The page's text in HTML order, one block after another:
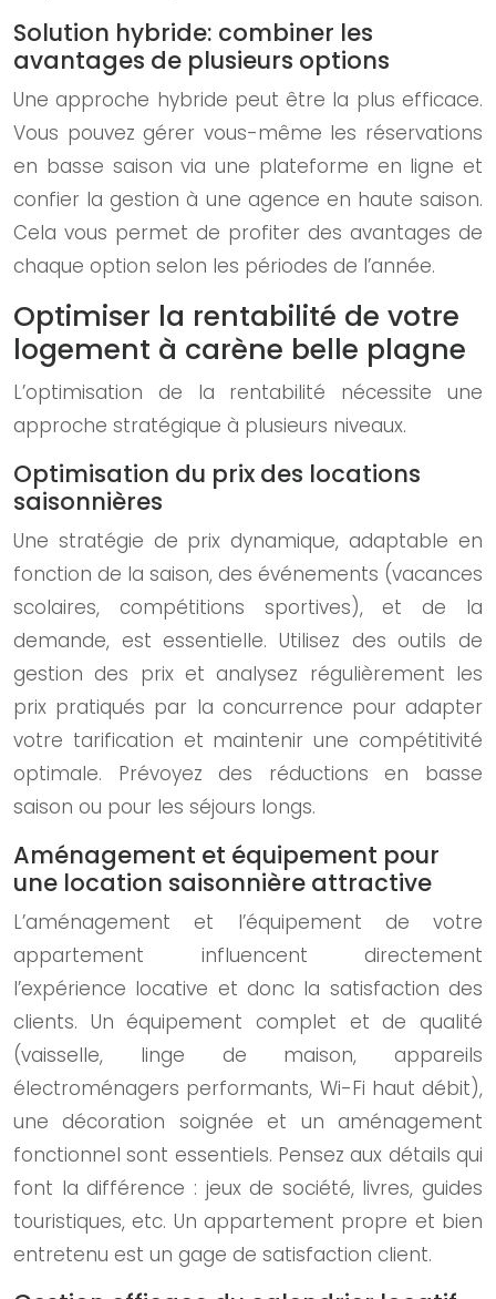
Solution hybride: combiner les
avantages de plusieurs options
Une approche hybride peut être la plus efficace.
Vous pouvez gérer vous-même les réservations
en basse saison via une plateforme en ligne et
confier la gestion à une agence en haute saison.
Cela vous permet de profiter des avantages de
chaque option selon les périodes de l’année.
Optimiser la rentabilité de votre
logement à carène belle plagne
L’optimisation de la rentabilité nécessite une
approche stratégique à plusieurs niveaux.
Optimisation du prix des locations
saisonnières
Une stratégie de prix dynamique, adaptable en
fonction de la saison, des événements (vacances
scolaires, compétitions sportives), et de la
demande, est essentielle. Utilisez des outils de
gestion des prix et analysez régulièrement les
prix pratiqués par la concurrence pour adapter
votre tarification et maintenir une compétitivité
optimale. Prévoyez des réductions en basse
saison ou pour les séjours longs.
Aménagement et équipement pour
une location saisonnière attractive
L’aménagement et l’équipement de votre
appartement influencent directement
l’expérience locative et donc la satisfaction des
clients. Un équipement complet et de qualité
(vaisselle, linge de maison, appareils
électroménagers performants, Wi-Fi haut débit),
une décoration soignée et un aménagement
fonctionnel sont essentiels. Pensez aux détails qui
font la différence : jeux de société, livres, guides
touristiques, etc. Un appartement propre et bien
entretenu est un gage de satisfaction client.